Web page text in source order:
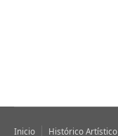
Inicio Histórico Artístico